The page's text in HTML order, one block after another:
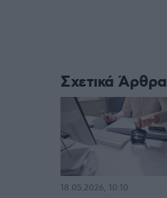
Σχετικά Άρθρα
18.05.2026, 10:10